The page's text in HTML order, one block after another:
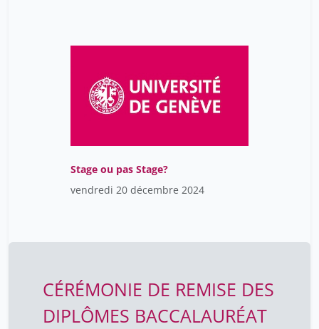
Stage ou pas Stage?
vendredi 20 décembre 2024
CÉRÉMONIE DE REMISE DES
DIPLÔMES BACCALAURÉAT